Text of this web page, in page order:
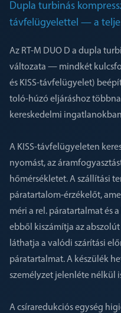
Dupla turbinás
távfelügyelettel — a
Az RT-M DUO D a dupla
változata — mindkét
és KISS-távfelügyelet)
toló-húzó eljáráshoz
kereskedelmi
A KISS-távfelügyeleten
nyomást, az
hőmérsékletet. A szállítási
páratartalom-érzékelőt,
méri a rel. páratartalmat és
ebből kiszámítja az
láthatja a valódi szárítási
páratartalmat. A készülék
személyzet jelenléte nélkül
A csíraredukciós egység